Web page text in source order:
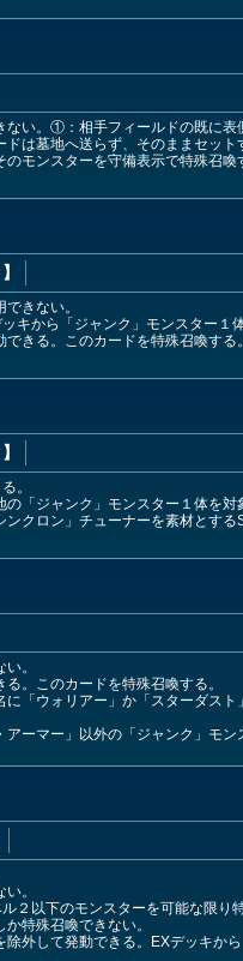
い。①：相手フィールドの既に
は墓地へ送らず、そのままセッ
モンスターを守備表示で特殊召喚
】
きない。
から「ジャンク」モンスター１
きる。このカードを特殊召喚す
】
。
「ジャンク」モンスター１体を
クロン」チューナーを素材とす
。
。このカードを特殊召喚する。
「ウォリアー」か「スターダス
ーマー」以外の「ジャンク」モ
。
以下のモンスターを可能な限り
特殊召喚できない。
外して発動できる。EXデッキか